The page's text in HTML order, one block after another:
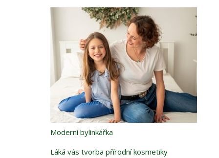
Moderní bylinkářka
Láká vás tvorba přírodní kosmetiky